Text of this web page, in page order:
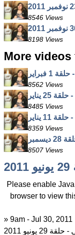
8546 Views
8198 Views
More
1 فبراير
8562 Views
25 يناير
8485 Views
11 يناير
8359 Views
8507 Views
Please enable
browser to view
» 9am - Jul 30, 2011
يونيو 2011